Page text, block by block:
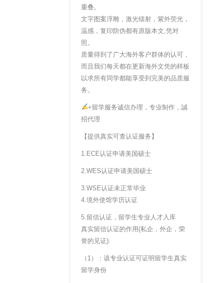
重叠。
文字图案浮雕，激光镭射，紫外荧光，
温感，复印防伪都有原版本文,凭对
照。
质量得到了广大海外客户群体的认可，
而且我们每天都在更新海外文凭的样板
以求所有同学都能享受到完美的品质服
务。
+留学服务诚信办理，专业制作，誠
招代理
【提供真实可查认证服务】
1.ECE认证申请美国硕士
2.WES认证申请美国硕士
3.WSE认证未正常毕业
4.境外使馆学历认证
5.留信认证，留学生专业人才入库
真实留信认证的作用(私企，外企，荣
誉的见证):
（1）：该专业认证可证明留学生真实
留学身份